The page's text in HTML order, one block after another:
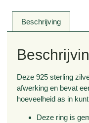
Beschrijving
Deze 925 sterling
afwerking en bevat
hoeveelheid as in
Deze ring is